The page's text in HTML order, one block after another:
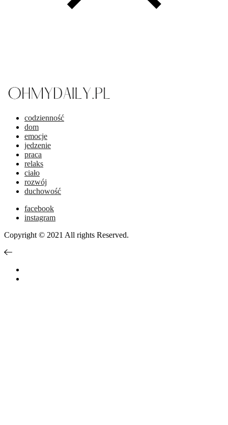
codzienność
dom
emocje
jedzenie
praca
relaks
ciało
rozwój
duchowość
facebook
instagram
Copyright © 2021 All rights Reserved.